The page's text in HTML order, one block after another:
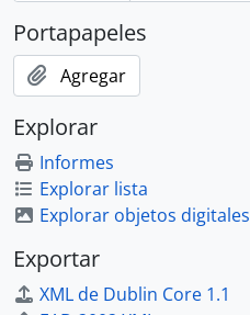
Portapapeles
Agregar
Explorar
Informes
Explorar lista
Explorar objetos digitales
Exportar
XML de Dublin Core 1.1